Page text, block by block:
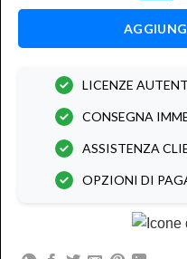
LICENZE
CONSEGNA
ASSISTENZA
OPZIONI DI